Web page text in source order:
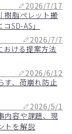
2026/7/17
脂ペレット搬
SD-AS」
2026/7/7
おける提案方法
2026/6/12
す、荷崩れ防止
2026/5/1
内容や課題、現
トを解説